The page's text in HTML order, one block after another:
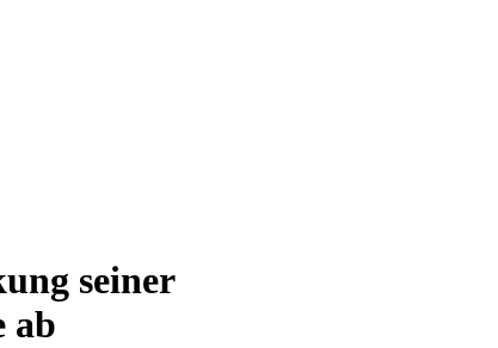
seiner
ab